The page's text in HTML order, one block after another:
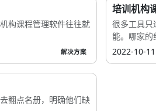
构课程管理软件往往就
解决方案
培训机构
很多工具只
能。哪家的
2022-10-11
翻点名册，明确他们缺